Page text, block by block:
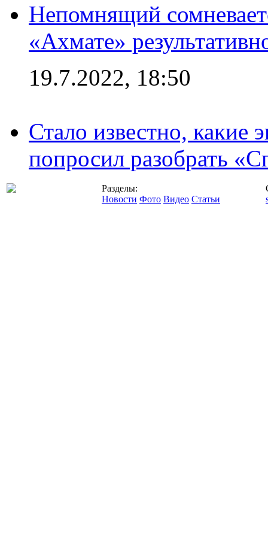
Непомнящий
«Ахмате»
19.7.2022, 18:50
Стало известно, какие
попросил разобрать
Разделы:
Новости Фото Видео Статьи